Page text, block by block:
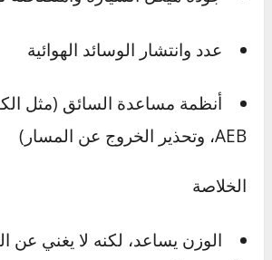
الإجابة: نعم… ولكن ليس دائمًا.
في التصادمات بين سيارتين:
السيارة الأثقل في موقع أفضل
،
من طاقة الاصطدام إلى السيارة